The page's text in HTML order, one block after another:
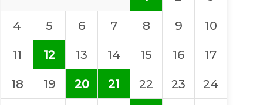
4 5 6 7 8 9 10
11 12 13 14 15 16 17
18 19 20 21 22 23 24